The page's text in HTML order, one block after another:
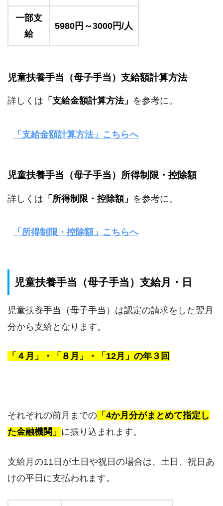
一部支
給
5980円～3000円/人
児童扶養手当（母子手当）支給額計算方法
詳しくは 「支給金額計算方法」 を参考に。
「支給金額計算方法」こちらへ
児童扶養手当（母子手当）所得制限・控除額
詳しくは 「所得制限・控除額」 を参考に。
「所得制限・控除額」こちらへ
児童扶養手当（母子手当）支給月・日
児童扶養手当（母子手当）は認定の請求をした翌月
分から支給となります。
「４月」・「８月」・「12月」の年３回
それぞれの前月までの 「4か月分がまとめて指定し
た金融機関」 に振り込まれます。
支給月の11日が土日や祝日の場合は、土日、祝日あ
けの平日に支払われます。